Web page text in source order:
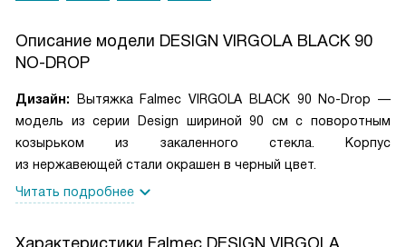
Описание модели DESIGN VIRGOLA BLACK 90
NO-DROP
Дизайн:
Вытяжка Falmec VIRGOLA BLACK 90 No-Drop —
модель из серии Design шириной 90 см с поворотным
козырьком из закаленного стекла. Корпус
из нержавеющей стали окрашен в черный цвет.
Читать подробнее
Характеристики Falmec DESIGN VIRGOLA